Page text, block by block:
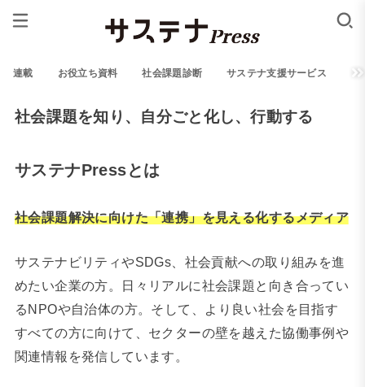
連載 お役立ち資料 社会課題診断 サステナ支援サービス
社会課題を知り、自分ごと化し、行動する
サステナPressとは
社会課題解決に向けた「連携」を見える化するメディア
サステナビリティやSDGs、社会貢献への取り組みを進
めたい企業の方。日々リアルに社会課題と向き合ってい
る NPOや自治体の方。そして、より良い社会を目指す
すべての方に向けて、セクターの壁を越えた協働事例や
関連情報を発信しています。